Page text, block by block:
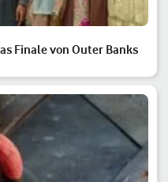
Finale von Outer Banks